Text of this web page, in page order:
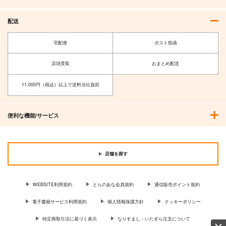
配送
宅配便 ポスト投函
店頭受取 おまとめ配送
11,000円（税込）以上で送料当社負担
便利な機能/サービス
店舗を探す
WEBSITE利用規約 とらのあな会員規約 通信販売ポイント規約
電子書籍サービス利用規約 個人情報保護方針 クッキーポリシー
特定商取引法に基づく表示 なりすまし・いたずら注文について